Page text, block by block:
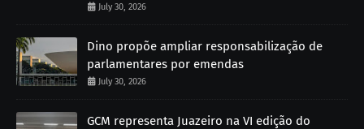
July 30, 2026
Dino propõe ampliar responsabilização de
parlamentares por emendas
July 30, 2026
GCM representa Juazeiro na VI edição do